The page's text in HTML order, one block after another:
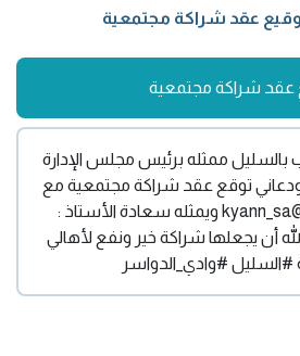
عقد شراكة مجتمعية
عقد شراكة مجتمعية
ممثله برئيس مجلس الإدارة
توقع عقد شراكة مجتمعية مع
مركز كيان الشباب @kyann_sa ويمثله سعادة الأستاذ :
أن يجعلها شراكة خير ونفع لأهالي
#السليل #وادي_الدواسر